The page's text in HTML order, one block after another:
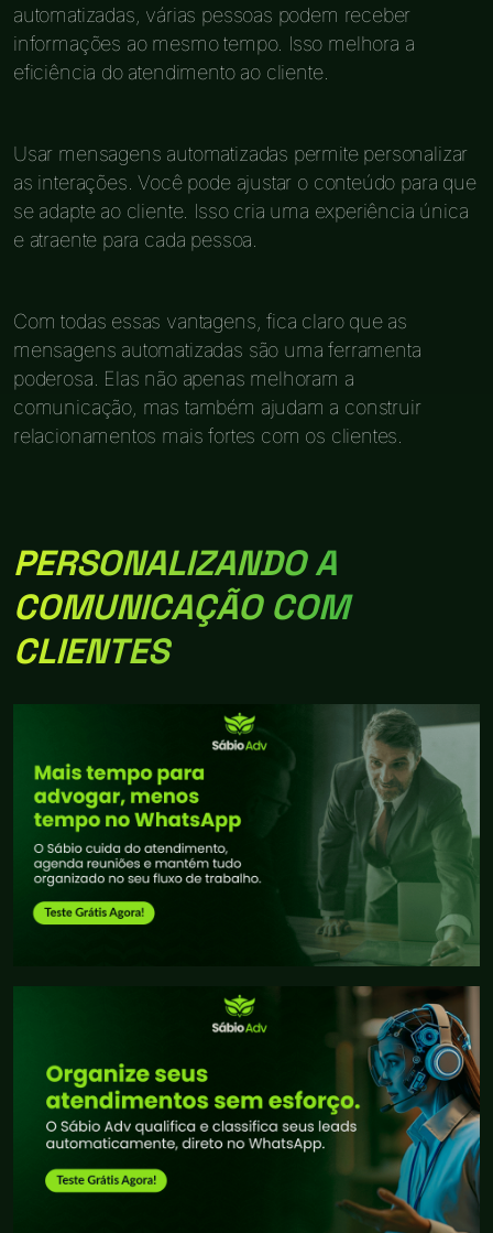
automatizadas, várias pessoas podem receber
informações ao mesmo tempo. Isso melhora a
eficiência do atendimento ao cliente.
Usar mensagens automatizadas permite personalizar
as interações. Você pode ajustar o conteúdo para que
se adapte ao cliente. Isso cria uma experiência única
e atraente para cada pessoa.
Com todas essas vantagens, fica claro que as
mensagens automatizadas são uma ferramenta
poderosa. Elas não apenas melhoram a
comunicação, mas também ajudam a construir
relacionamentos mais fortes com os clientes.
PERSONALIZANDO A
COMUNICAÇÃO COM
CLIENTES